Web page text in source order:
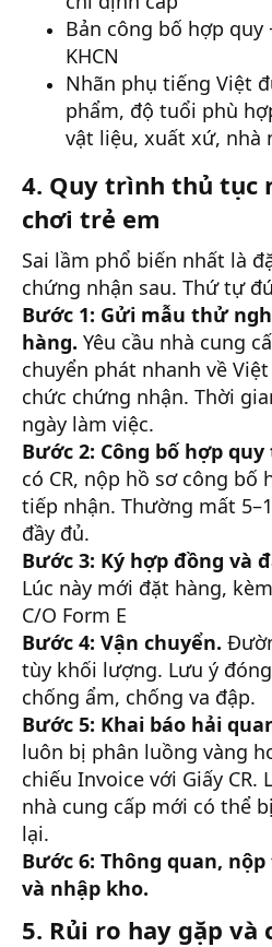
Bản công bố hợp quy
KHCN
Nhãn phụ tiếng Việt
phẩm, độ tuổi phù
vật liệu, xuất xứ, nhà
4. Quy trình thủ tục
chơi trẻ em
Sai lầm phổ biến nhất là
chứng nhận sau. Thứ tự
Bước 1: Gửi mẫu thử
hàng. Yêu cầu nhà cung
chuyển phát nhanh về
chức chứng nhận. Thời
ngày làm việc.
Bước 2: Công bố hợp quy
có CR, nộp hồ sơ công bố
tiếp nhận. Thường mất
đầy đủ.
Bước 3: Ký hợp đồng và
Lúc này mới đặt hàng,
C/O Form E
Bước 4: Vận chuyển.
tùy khối lượng. Lưu ý
chống ẩm, chống va đập.
Bước 5: Khai báo hải
luôn bị phân luồng vàng
chiếu Invoice với Giấy
nhà cung cấp mới có thể
lại.
Bước 6: Thông quan,
và nhập kho.
5. Rủi ro hay gặp và